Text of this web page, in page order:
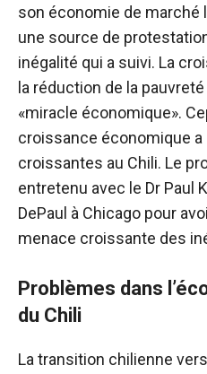
son économie de marché
une source de
inégalité qui a suivi. La
la réduction de la
«miracle économique».
croissance économique
croissantes au Chili. Le
entretenu avec le Dr Paul
DePaul à Chicago pour
menace croissante des
Problèmes dans
du Chili
La transition chilienne